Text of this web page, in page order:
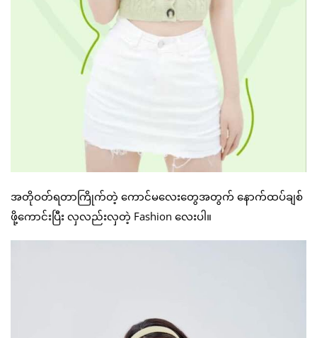
အတိုဝတ်ရတာကြိုက်တဲ့ ကောင်မလေးတွေအတွက် နောက်ထပ်ချစ်
ဖို့ကောင်းပြီး လှလည်းလှတဲ့ Fashion လေးပါ။